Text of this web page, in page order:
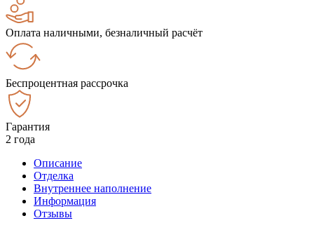
Оплата наличными, безналичный расчёт
Беспроцентная рассрочка
Гарантия
2 года
Описание
Отделка
Внутреннее наполнение
Информация
Отзывы